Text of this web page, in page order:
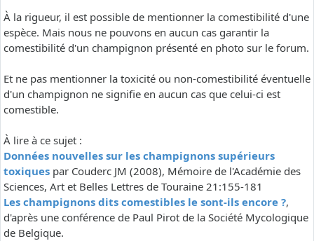
À la rigueur, il est possible de mentionner la comestibilité d'une
espèce. Mais nous ne pouvons en aucun cas garantir la
comestibilité d'un champignon présenté en photo sur le forum.
Et ne pas mentionner la toxicité ou non-comestibilité éventuelle
d'un champignon ne signifie en aucun cas que celui-ci est
comestible.
À lire à ce sujet :
Données nouvelles sur les champignons supérieurs
toxiques par Couderc JM (2008), Mémoire de l'Académie des
Sciences, Art et Belles Lettres de Touraine 21:155-181
Les champignons dits comestibles le sont-ils encore ?,
d'après une conférence de Paul Pirot de la Société Mycologique
de Belgique.